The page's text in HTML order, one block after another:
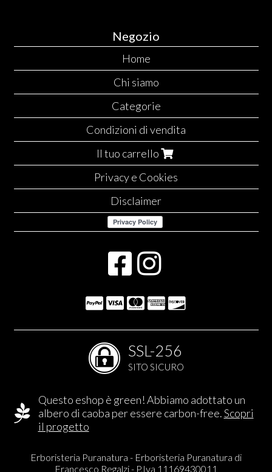
Negozio
Home
Chi siamo
Categorie
Condizioni di vendita
Il tuo carrello
Privacy e Cookies
Disclaimer
SSL-256
SITO SICURO
Questo eshop è green! Abbiamo adottato un
albero di caoba per essere carbon-free.Scopri
il progetto
Erboristeria Puranatura - Erboristeria Puranatura di
Francesco Regalzi - P.Iva 11169430011